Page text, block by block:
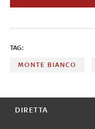
TAG:
MONTE BIANCO
DIRETTA